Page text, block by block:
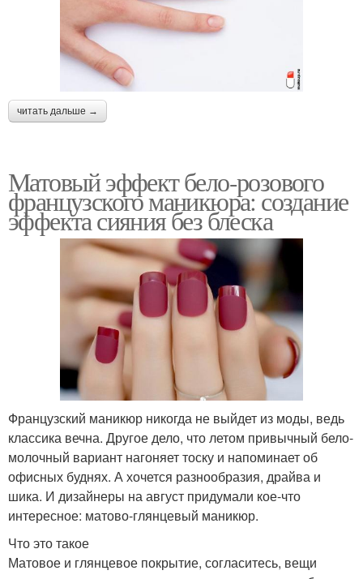
читать дальше →
Матовый эффект бело-розового
французского маникюра: создание
эффекта сияния без блеска
Французский маникюр никогда не выйдет из моды, ведь
классика вечна. Другое дело, что летом привычный бело-
молочный вариант нагоняет тоску и напоминает об
офисных буднях. А хочется разнообразия, драйва и
шика. И дизайнеры на август придумали кое-что
интересное: матово-глянцевый маникюр.
Что это такое
Матовое и глянцевое покрытие, согласитесь, вещи